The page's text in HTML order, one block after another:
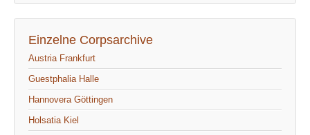
Einzelne Corpsarchive
Austria Frankfurt
Guestphalia Halle
Hannovera Göttingen
Holsatia Kiel